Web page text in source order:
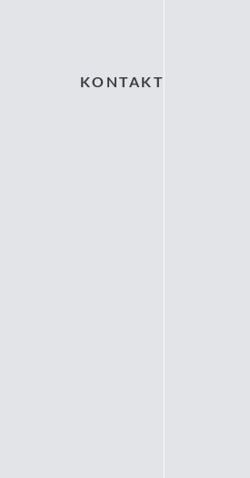
KONTAKT